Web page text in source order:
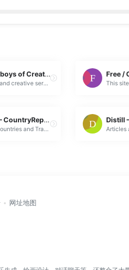
Coat of Arms | The Cowboys of Creative
Coat of Arms is a filmmaking and creative services studio. Expertise includes direction, writing, film production, producing, editing, design, illustr...
Countries of the World – CountryReports
Unique content on Culture, Countries and Travel from around the world. | CountryReports Articles
网址地图